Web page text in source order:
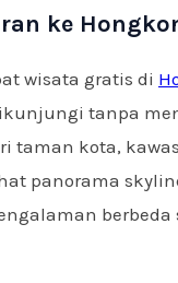
ke
wisata gratis di
tanpa
taman kota,
panorama
berbeda